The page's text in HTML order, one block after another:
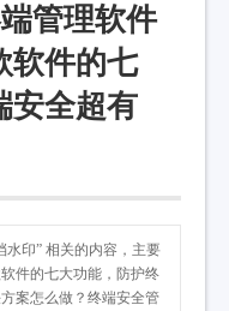
管理软件
软件的七
安全超有
水印” 相关的内容，主要
件的七大功能，防护终
案怎么做？终端安全管